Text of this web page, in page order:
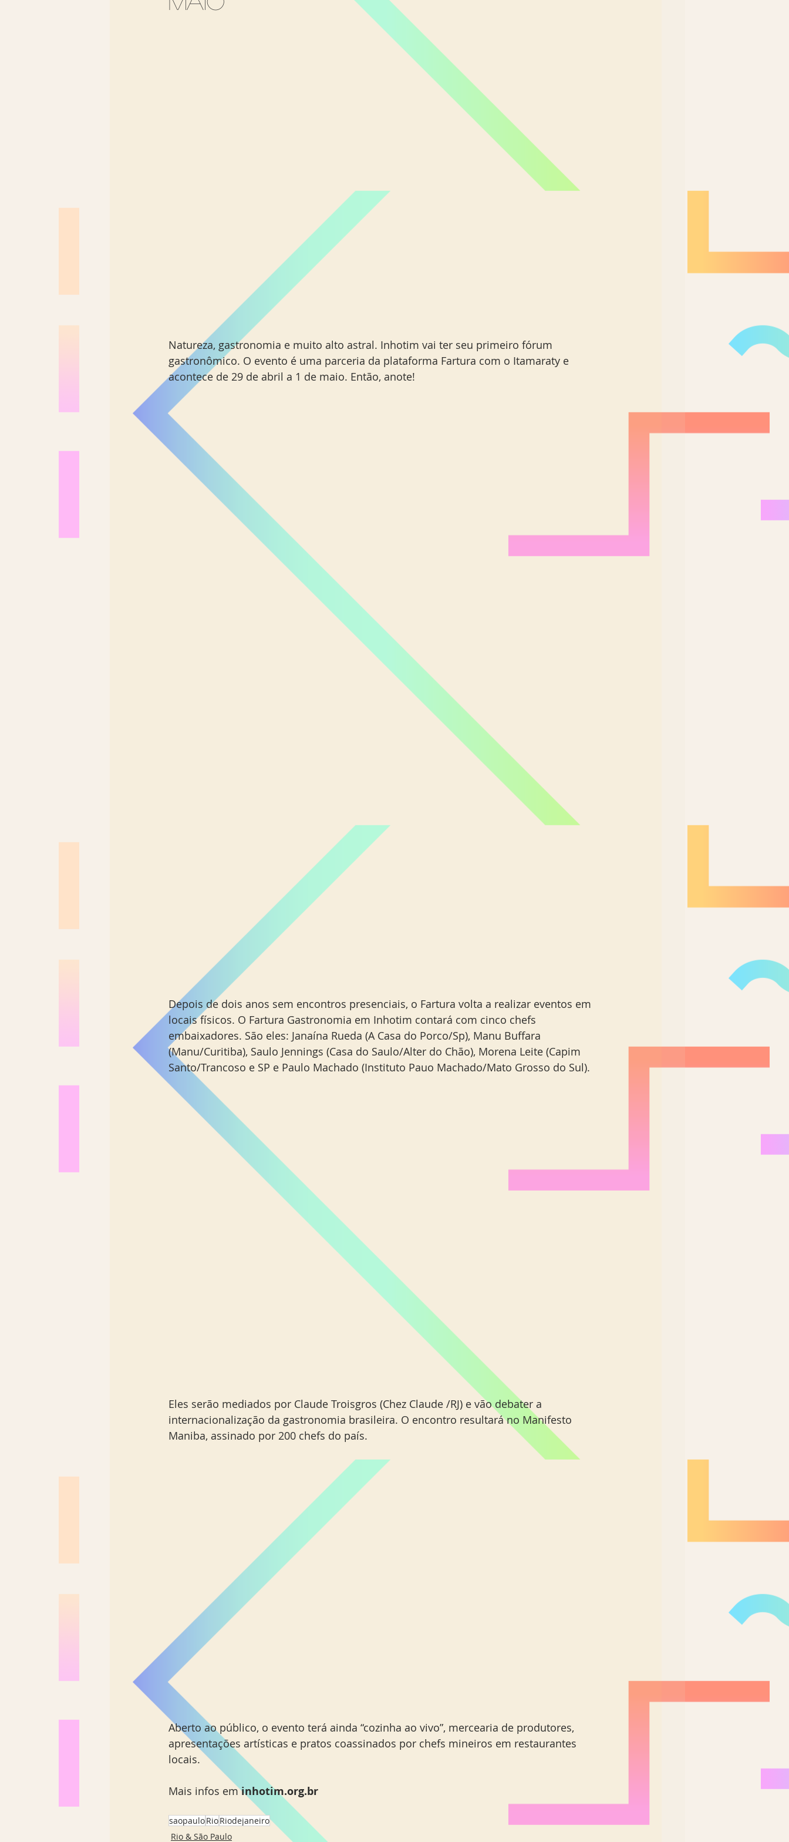
Moscou New York
Natureza, gastronomia e muito alto astral. Inhotim vai ter seu primeiro fórum
gastronômico. O evento é uma parceria da plataforma Fartura com o Itamaraty e
acontece de 29 de abril a 1 de maio. Então, anote!
Depois de dois anos sem encontros presenciais, o Fartura volta a realizar eventos em
locais físicos. O Fartura Gastronomia em Inhotim contará com cinco chefs
embaixadores. São eles: Janaína Rueda (A Casa do Porco/Sp), Manu Buffara
(Manu/Curitiba), Saulo Jennings (Casa do Saulo/Alter do Chão), Morena Leite (Capim
Santo/Trancoso e SP e Paulo Machado (Instituto Pauo Machado/Mato Grosso do Sul).
Eles serão mediados por Claude Troisgros (Chez Claude /RJ) e vão debater a
internacionalização da gastronomia brasileira. O encontro resultará no Manifesto
Maniba, assinado por 200 chefs do país.
Aberto ao público, o evento terá ainda “cozinha ao vivo”, mercearia de produtores,
apresentações artísticas e pratos coassinados por chefs mineiros em restaurantes
locais.
Mais infos em inhotim.org.br
saopauloRioRiodejaneiro
Rio & São Paulo